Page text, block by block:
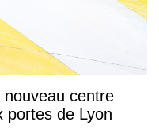
centre
portes de Lyon